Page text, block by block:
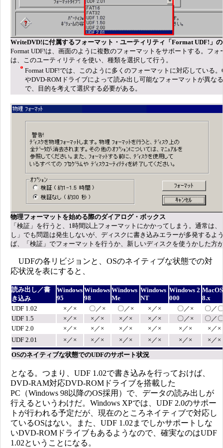
WriteDVD!に付属するフォーマット・ユーティリティ「Format UDF!」
Format UDF!は、画面のように複数のフォーマットをサポートする。フォ
は、このユーティリティを使い、種類を選択して行う。
Format UDF!では、このように多くのフォーマットに対応している。
やDVD-ROMドライブによって読み出し可能なフォーマットが異な
で、目的を考えて選択する必要がある。
物理フォーマットを始める際のダイアログ・ボックス
「検証」を行うと、1時間以上フォーマットにかかってしまう。通常は
し」でも問題は発生しないが、ディスクに書き込みエラーが多発するよ
ば、「検証」でフォーマットを行うか、新しいディスクを使うかした方
UDFの各リビジョンと、OSのネイティブな状態での対
応状況を表にすると、
読み出し／書
き込み
Windows
95
Windows
98
Windows
Me
Windows
NT
Windows 2
000
MacOS
8.x
UDF 1.02
×／× 〇／× 〇／× ×／× 〇／×
〇／
UDF 1.5
×／× ×／× ×／× ×／× 〇／×
〇／
UDF 2.0
×／× ×／× ×／× ×／× ×／×
×／×
UDF 2.01
×／× ×／× ×／× ×／× ×／×
×／×
OSのネイティブな状態でのUDFのサポート状況
となる。つまり、UDF 1.02で書き込みを行っておけば、
DVD-RAM対応DVD-ROMドライブを搭載した
PC（Windows 98以降のOS採用）で、データの読み出しが
行えるというわけだ。Windows XPでは、UDF 2.0のサポー
トが行われる予定だが、現在のところネイティブで対応し
ているOSはない。また、UDF 1.02までしかサポートしな
いDVD-ROMドライブもあるようなので、確実なのはUDF
1.02ということになる。